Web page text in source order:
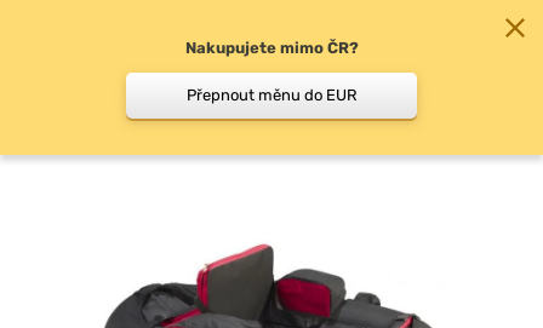
Belly Boaty
Nakupujete mimo ČR?
Přepnout měnu do EUR